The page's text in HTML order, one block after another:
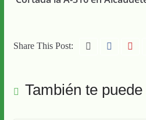
Share This Post:
También te